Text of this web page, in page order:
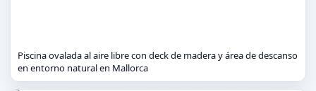
Piscina ovalada al aire libre con deck de madera y área de descanso
en entorno natural en Mallorca